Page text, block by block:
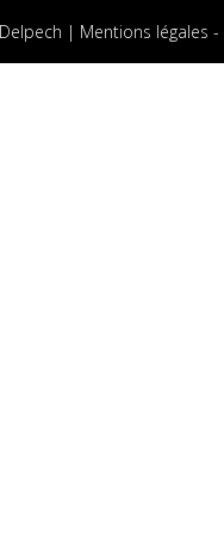
| Mentions légales -